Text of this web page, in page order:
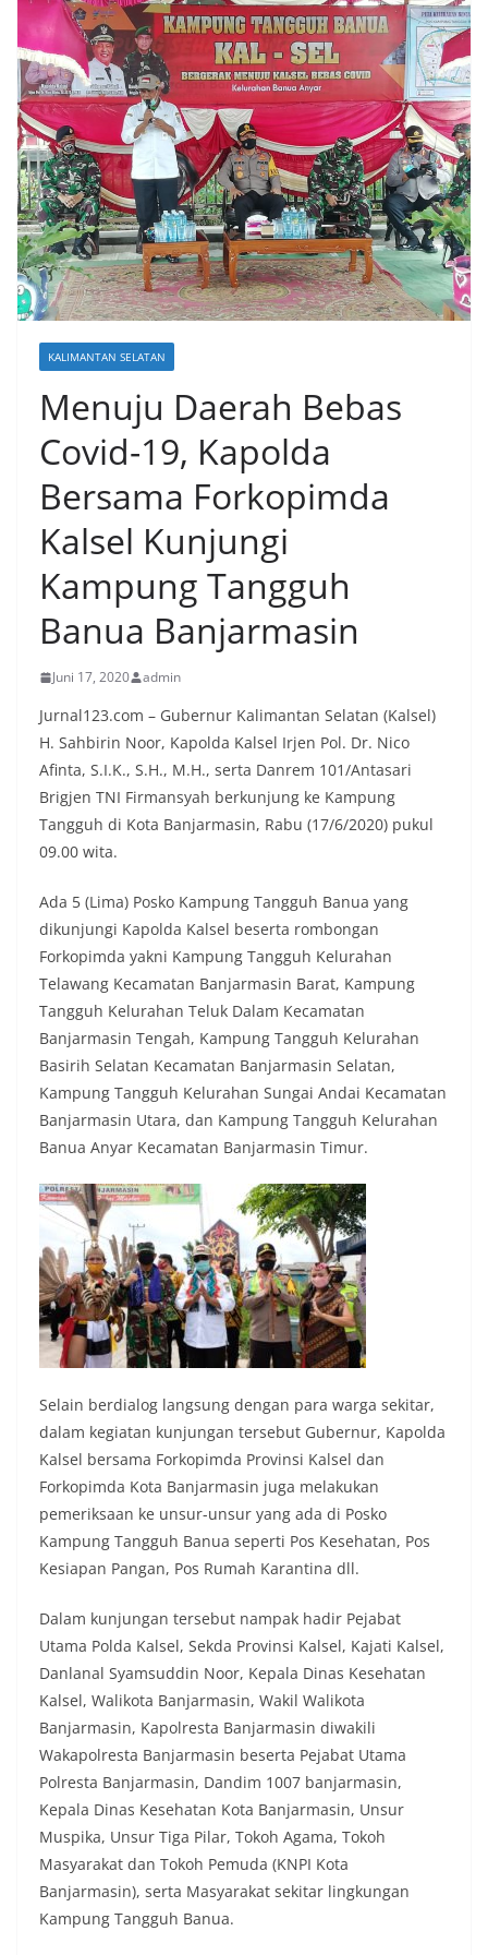
KALIMANTAN SELATAN
Menuju Daerah Bebas
Covid-19, Kapolda
Bersama Forkopimda
Kalsel Kunjungi
Kampung Tangguh
Banua Banjarmasin
Juni 17, 2020 admin
Jurnal123.com – Gubernur Kalimantan Selatan (Kalsel)
H. Sahbirin Noor, Kapolda Kalsel Irjen Pol. Dr. Nico
Afinta, S.I.K., S.H., M.H., serta Danrem 101/Antasari
Brigjen TNI Firmansyah berkunjung ke Kampung
Tangguh di Kota Banjarmasin, Rabu (17/6/2020) pukul
09.00 wita.
Ada 5 (Lima) Posko Kampung Tangguh Banua yang
dikunjungi Kapolda Kalsel beserta rombongan
Forkopimda yakni Kampung Tangguh Kelurahan
Telawang Kecamatan Banjarmasin Barat, Kampung
Tangguh Kelurahan Teluk Dalam Kecamatan
Banjarmasin Tengah, Kampung Tangguh Kelurahan
Basirih Selatan Kecamatan Banjarmasin Selatan,
Kampung Tangguh Kelurahan Sungai Andai Kecamatan
Banjarmasin Utara, dan Kampung Tangguh Kelurahan
Banua Anyar Kecamatan Banjarmasin Timur.
Selain berdialog langsung dengan para warga sekitar,
dalam kegiatan kunjungan tersebut Gubernur, Kapolda
Kalsel bersama Forkopimda Provinsi Kalsel dan
Forkopimda Kota Banjarmasin juga melakukan
pemeriksaan ke unsur-unsur yang ada di Posko
Kampung Tangguh Banua seperti Pos Kesehatan, Pos
Kesiapan Pangan, Pos Rumah Karantina dll.
Dalam kunjungan tersebut nampak hadir Pejabat
Utama Polda Kalsel, Sekda Provinsi Kalsel, Kajati Kalsel,
Danlanal Syamsuddin Noor, Kepala Dinas Kesehatan
Kalsel, Walikota Banjarmasin, Wakil Walikota
Banjarmasin, Kapolresta Banjarmasin diwakili
Wakapolresta Banjarmasin beserta Pejabat Utama
Polresta Banjarmasin, Dandim 1007 banjarmasin,
Kepala Dinas Kesehatan Kota Banjarmasin, Unsur
Muspika, Unsur Tiga Pilar, Tokoh Agama, Tokoh
Masyarakat dan Tokoh Pemuda (KNPI Kota
Banjarmasin), serta Masyarakat sekitar lingkungan
Kampung Tangguh Banua.